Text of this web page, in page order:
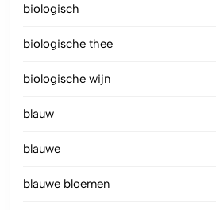
biologisch
biologische thee
biologische wijn
blauw
blauwe
blauwe bloemen